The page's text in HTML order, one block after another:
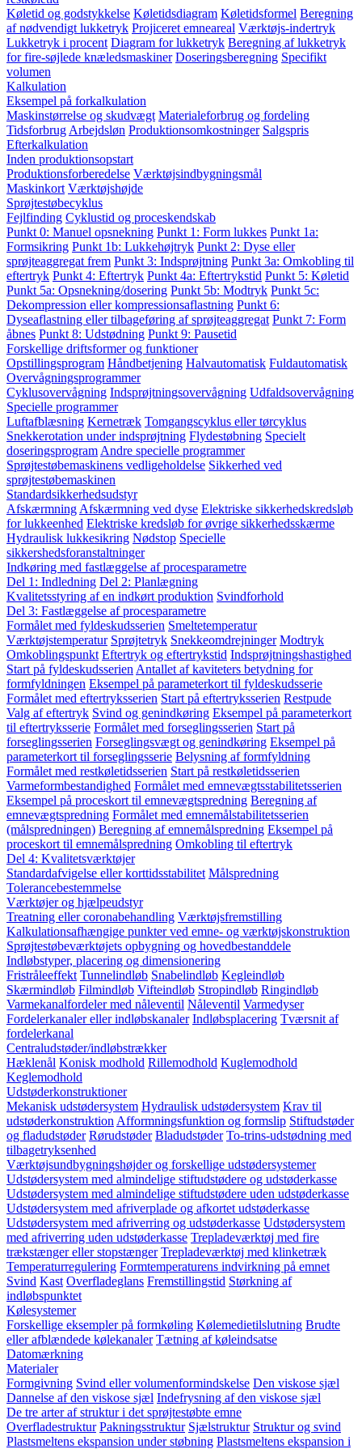
Køletid og godstykkelse Køletidsdiagram Køletidsformel Beregning
af nødvendigt lukketryk Projiceret emneareal Værktøjs-indertryk
Lukketryk i procent Diagram for lukketryk Beregning af lukketryk
for fire-søjlede knæledsmaskiner Doseringsberegning Specifikt
volumen
Kalkulation
Eksempel på forkalkulation
Maskinstørrelse og skudvægt Materialeforbrug og fordeling
Tidsforbrug Arbejdsløn Produktionsomkostninger Salgspris
Efterkalkulation
Inden produktionsopstart
Produktionsforberedelse Værktøjsindbygningsmål
Maskinkort Værktøjshøjde
Sprøjtestøbecyklus
Fejlfinding Cyklustid og proceskendskab
Punkt 0: Manuel opsnekning Punkt 1: Form lukkes Punkt 1a:
Formsikring Punkt 1b: Lukkehøjtryk Punkt 2: Dyse eller
sprøjteaggregat frem Punkt 3: Indsprøjtning Punkt 3a: Omkobling til
eftertryk Punkt 4: Eftertryk Punkt 4a: Eftertrykstid Punkt 5: Køletid
Punkt 5a: Opsnekning/dosering Punkt 5b: Modtryk Punkt 5c:
Dekompression eller kompressionsaflastning Punkt 6:
Dyseaflastning eller tilbageføring af sprøjteaggregat Punkt 7: Form
åbnes Punkt 8: Udstødning Punkt 9: Pausetid
Forskellige driftsformer og funktioner
Opstillingsprogram Håndbetjening Halvautomatisk Fuldautomatisk
Overvågningsprogrammer
Cyklusovervågning Indsprøjtningsovervågning Udfaldsovervågning
Specielle programmer
Luftafblæsning Kernetræk Tomgangscyklus eller tørcyklus
Snekkerotation under indsprøjtning Flydestøbning Specielt
doseringsprogram Andre specielle programmer
Sprøjtestøbemaskinens vedligeholdelse Sikkerhed ved
sprøjtestøbemaskinen
Standardsikkerhedsudstyr
Afskærmning Afskærmning ved dyse Elektriske sikkerhedskredsløb
for lukkeenhed Elektriske kredsløb for øvrige sikkerhedsskærme
Hydraulisk lukkesikring Nødstop Specielle
sikkershedsforanstaltninger
Indkøring med fastlæggelse af procesparametre
Del 1: Indledning Del 2: Planlægning
Kvalitetsstyring af en indkørt produktion Svindforhold
Del 3: Fastlæggelse af procesparametre
Formålet med fyldeskudsserien Smeltetemperatur
Værktøjstemperatur Sprøjtetryk Snekkeomdrejninger Modtryk
Omkoblingspunkt Eftertryk og eftertrykstid Indsprøjtningshastighed
Start på fyldeskudsserien Antallet af kaviteters betydning for
formfyldningen Eksempel på parameterkort til fyldeskudsserie
Formålet med eftertryksserien Start på eftertryksserien Restpude
Valg af eftertryk Svind og genindkøring Eksempel på parameterkort
til eftertryksserie Formålet med forseglingsserien Start på
forseglingsserien Forseglingsvægt og genindkøring Eksempel på
parameterkort til forseglingsserie Belysning af formfyldning
Formålet med restkøletidsserien Start på restkøletidsserien
Varmeformbestandighed Formålet med emnevægtsstabilitetsserien
Eksempel på proceskort til emnevægtspredning Beregning af
emnevægtspredning Formålet med emnemålstabilitetsserien
(målspredningen) Beregning af emnemålspredning Eksempel på
proceskort til emnemålspredning Omkobling til eftertryk
Del 4: Kvalitetsværktøjer
Standardafvigelse eller korttidsstabilitet Målspredning
Tolerancebestemmelse
Værktøjer og hjælpeudstyr
Treatning eller coronabehandling Værktøjsfremstilling
Kalkulationsafhængige punkter ved emne- og værktøjskonstruktion
Sprøjtestøbeværktøjets opbygning og hovedbestanddele
Indløbstyper, placering og dimensionering
Fristråleeffekt Tunnelindløb Snabelindløb Kegleindløb
Skærmindløb Filmindløb Vifteindløb Stropindløb Ringindløb
Varmekanalfordeler med nåleventil Nåleventil Varmedyser
Fordelerkanaler eller indløbskanaler Indløbsplacering Tværsnit af
fordelerkanal
Centraludstøder/indløbstrækker
Hæklenål Konisk modhold Rillemodhold Kuglemodhold
Keglemodhold
Udstøderkonstruktioner
Mekanisk udstødersystem Hydraulisk udstødersystem Krav til
udstøderkonstruktion Afformningsfunktion og formslip Stiftudstøder
og fladudstøder Rørudstøder Bladudstøder To-trins-udstødning med
tilbagetryksenhed
Værktøjsundbygningshøjder og forskellige udstødersystemer
Udstødersystem med almindelige stiftudstødere og udstøderkasse
Udstødersystem med almindelige stiftudstødere uden udstøderkasse
Udstødersystem med afriverplade og afkortet udstøderkasse
Udstødersystem med afriverring og udstøderkasse Udstødersystem
med afriverring uden udstøderkasse Trepladeværktøj med fire
trækstænger eller stopstænger Trepladeværktøj med klinketræk
Temperaturregulering Formtemperaturens indvirkning på emnet
Svind Kast Overfladeglans Fremstillingstid Størkning af
indløbspunktet
Kølesystemer
Forskellige eksempler på formkøling Kølemedietilslutning Brudte
eller afblændede kølekanaler Tætning af køleindsatse
Datomærkning
Materialer
Formgivning Svind eller volumenformindskelse Den viskose sjæl
Dannelse af den viskose sjæl Indefrysning af den viskose sjæl
De tre arter af struktur i det sprøjtestøbte emne
Overfladestruktur Pakningsstruktur Sjælstruktur Struktur og svind
Plastsmeltens ekspansion under støbning Plastsmeltens ekspansion i